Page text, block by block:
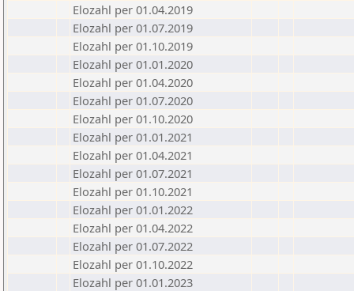
Elozahl per 01.04.2019
Elozahl per 01.07.2019
Elozahl per 01.10.2019
Elozahl per 01.01.2020
Elozahl per 01.04.2020
Elozahl per 01.07.2020
Elozahl per 01.10.2020
Elozahl per 01.01.2021
Elozahl per 01.04.2021
Elozahl per 01.07.2021
Elozahl per 01.10.2021
Elozahl per 01.01.2022
Elozahl per 01.04.2022
Elozahl per 01.07.2022
Elozahl per 01.10.2022
Elozahl per 01.01.2023